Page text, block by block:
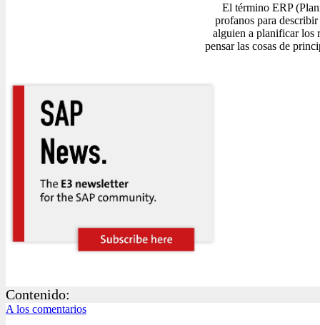
El término ERP
profanos para
alguien a planificar los
pensar las cosas de
Contenido:
A los comentarios